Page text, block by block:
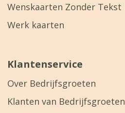
Wenskaarten Zonder Tekst
Werk kaarten
Klantenservice
Over Bedrijfsgroeten
Klanten van Bedrijfsgroeten